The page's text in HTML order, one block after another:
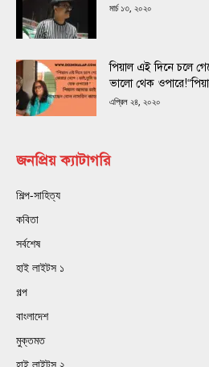
মার্চ ১৩, ২০২০
পিয়াল এই দিনে চলে
ভালো থেক
এপ্রিল ২৪, ২০২০
জনপ্রিয় ক্যাটাগরি
শিল্প-সাহিত্য
কবিতা
সর্বশেষ
হাই লাইটস ১
গল্প
বাংলাদেশ
মুক্তমত
হাই লাইটস ২